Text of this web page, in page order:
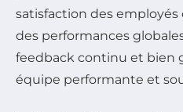
satisfaction des employés
des performances
feedback continu et bien
équipe performante et